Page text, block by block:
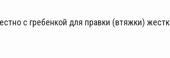
с гребенкой для правки (втяжки)